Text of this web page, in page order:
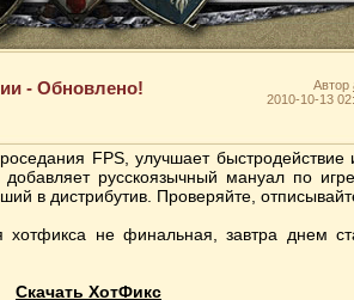
- Обновлено! Автор
2010-10-13
FPS, улучшает быстродействие
русскоязычный мануал по
в дистрибутив. Проверяйте,
хотфикса не финальная, завтра днем
Скачать ХотФикс